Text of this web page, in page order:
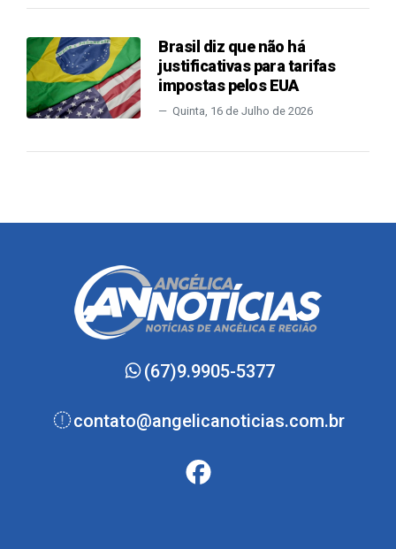
Brasil diz que não há
justificativas para tarifas
impostas pelos EUA
Quinta, 16 de Julho de 2026
(67)9.9905-5377
contato@angelicanoticias.com.br